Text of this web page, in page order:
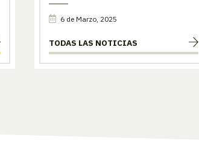
6 de Marzo, 2025
TODAS LAS NOTICIAS